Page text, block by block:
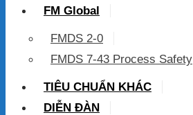
FM Global
FMDS 2-0
FMDS 7-43 Process Safety
TIÊU CHUẨN KHÁC
DIỄN ĐÀN